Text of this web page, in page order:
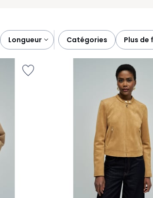
longueur catégories plus